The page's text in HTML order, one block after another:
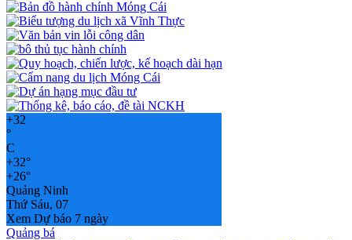
+32
°
C
+32°
+26°
Quảng Ninh
Thứ Sáu, 07
Xem Dự báo 7 ngày
Quảng bá